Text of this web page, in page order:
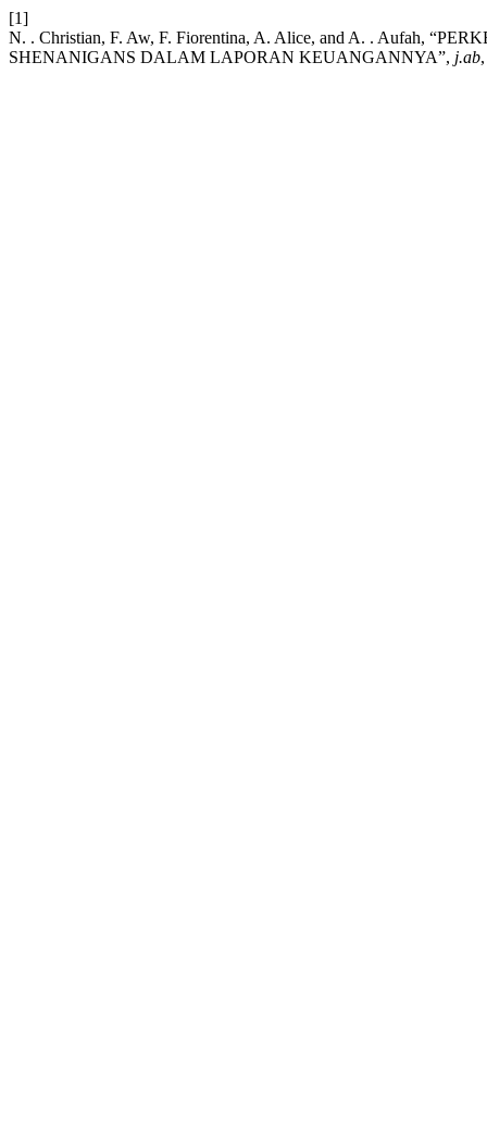
[1]
N. . Christian, F. Aw, F. Fiorentina, A. Alice, and A. . Aufah,
SHENANIGANS DALAM LAPORAN KEUANGANNYA”, j.ab